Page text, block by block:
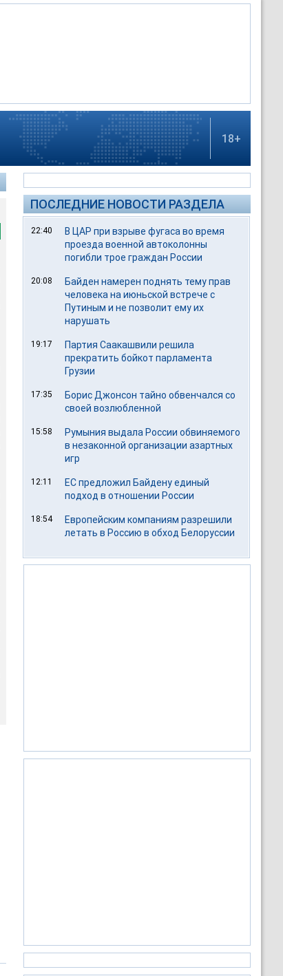
18+
ПОСЛЕДНИЕ НОВОСТИ РАЗДЕЛА
22:40
В ЦАР при взрыве фугаса во время
проезда военной автоколонны
погибли трое граждан России
20:08
Байден намерен поднять тему прав
человека на июньской встрече с
Путиным и не позволит ему их
нарушать
19:17
Партия Саакашвили решила
прекратить бойкот парламента
Грузии
17:35
Борис Джонсон тайно обвенчался со
своей возлюбленной
15:58
Румыния выдала России обвиняемого
в незаконной организации азартных
игр
12:11
ЕС предложил Байдену единый
подход в отношении России
18:54
Европейским компаниям разрешили
летать в Россию в обход Белоруссии